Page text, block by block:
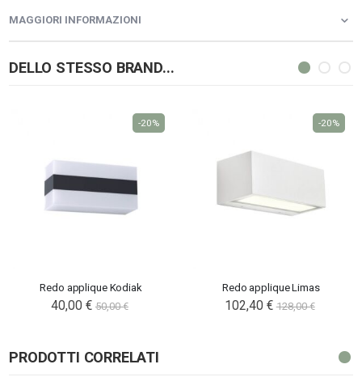
MAGGIORI INFORMAZIONI
DELLO STESSO BRAND...
Redo applique Kodiak
40,00 € 50,00 €
-20%
Redo applique Limas
102,40 € 128,00 €
-20%
PRODOTTI CORRELATI